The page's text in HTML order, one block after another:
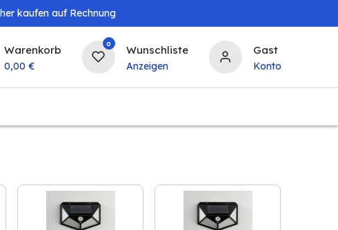
kaufen auf Rechnung
Warenkorb
0,00 €
0 Wunschliste
Anzeigen
Gast
Konto